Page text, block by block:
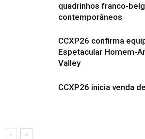
quadrinhos franco-
contemporâneos
CCXP26 confirma
Espetacular Homem-
Valley
CCXP26 inicia venda